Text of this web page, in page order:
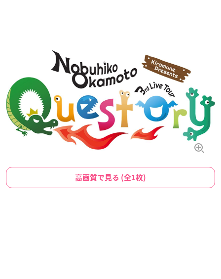
高画質で見る (全1枚)